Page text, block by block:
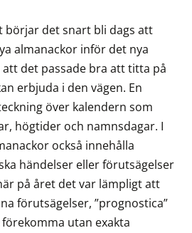
börjar det snart bli dags att
almanackor inför det nya
det passade bra att titta på
erbjuda i den vägen. En
över kalendern som
högtider och namnsdagar. I
också innehålla
händelser eller förutsägelser
på året det var lämpligt att
förutsägelser, ”prognostica”
utan exakta